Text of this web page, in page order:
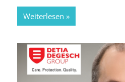
Weiterlesen